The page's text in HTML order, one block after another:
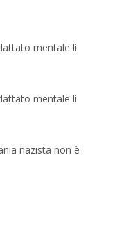
mentale li
mentale li
nazista non è